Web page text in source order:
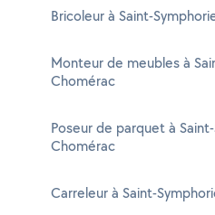
Bricoleur à Saint-
Monteur de meubles à
Chomérac
Poseur de parquet à
Chomérac
Carreleur à Saint-